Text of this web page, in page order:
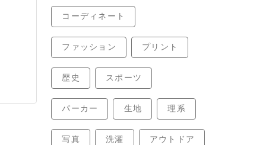
コーディネート
ファッション プリント
歴史 スポーツ
パーカー 生地 理系
写真 洗濯 アウトドア